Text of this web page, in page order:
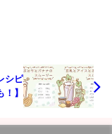
シピ
！】